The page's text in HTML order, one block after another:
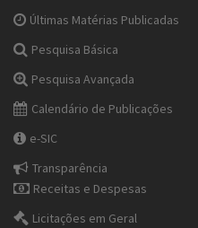
Últimas Matérias Publicadas
Pesquisa Básica
Pesquisa Avançada
Calendário de Publicações
e-SIC
Transparência
Receitas e Despesas
Licitações em Geral